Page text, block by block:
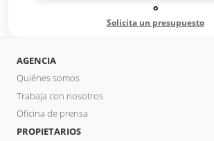
o
Solicita un presupuesto
AGENCIA
Quiénes somos
Trabaja con nosotros
Oficina de prensa
PROPIETARIOS